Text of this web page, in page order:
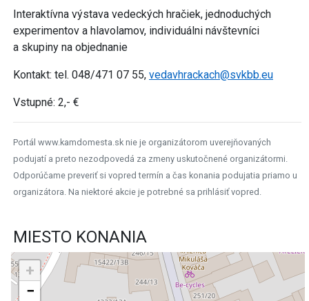
Interaktívna výstava vedeckých hračiek, jednoduchých
experimentov a hlavolamov, individuálni návštevníci
a skupiny na objednanie
Kontakt: tel. 048/471 07 55, vedavhrackach@svkbb.eu
Vstupné: 2,- €
Portál www.kamdomesta.sk nie je organizátorom uverejňovaných
podujatí a preto nezodpovedá za zmeny uskutočnené organizátormi.
Odporúčame preveriť si vopred termín a čas konania podujatia priamo u
organizátora. Na niektoré akcie je potrebné sa prihlásiť vopred.
MIESTO KONANIA
+
−